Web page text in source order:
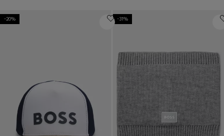
-20% -31%